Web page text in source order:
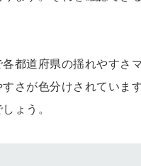
都道府県の揺れやすさ
さが色分けされていま
ょう。